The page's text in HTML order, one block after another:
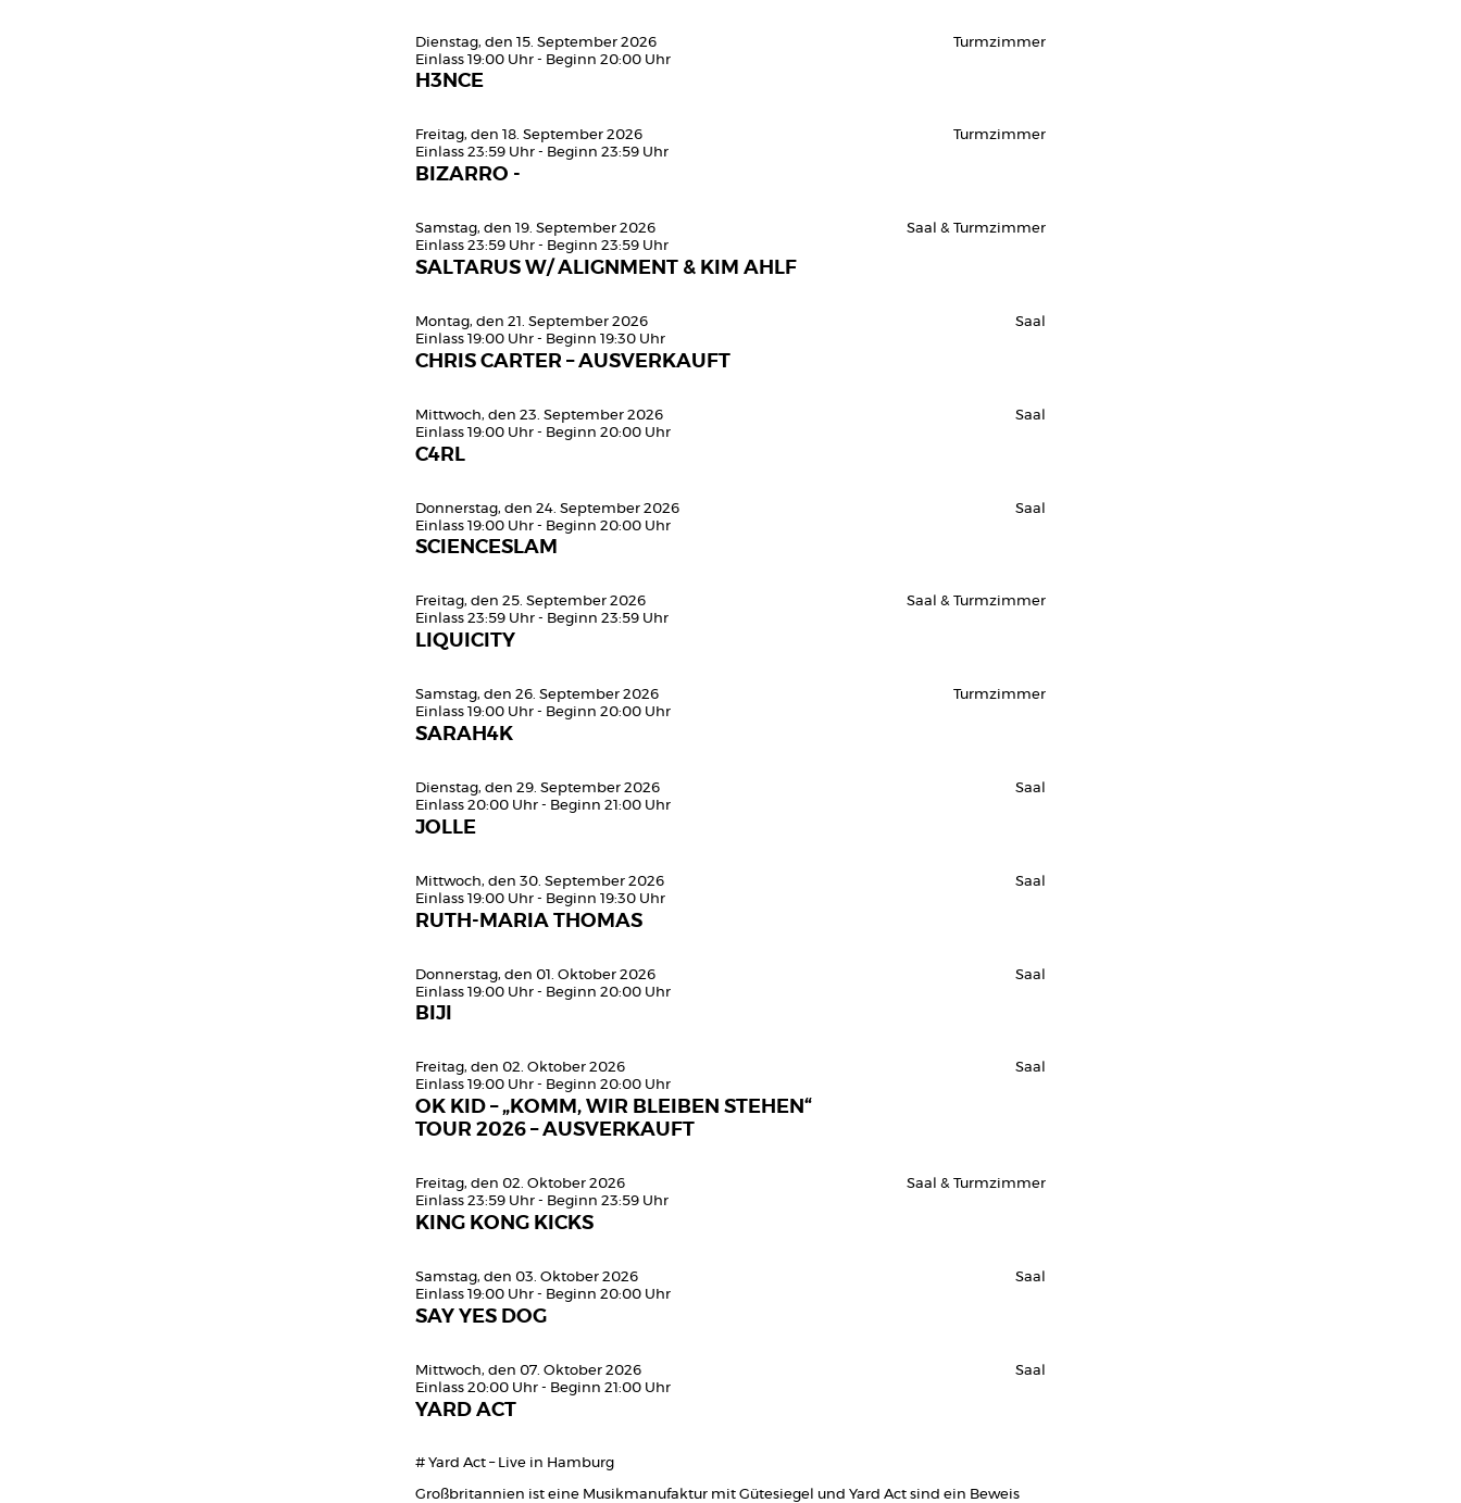
Dienstag, den 15. September 2026
Einlass 19:00 Uhr - Beginn 20:00 Uhr
H3NCE
Turmzimmer
Freitag, den 18. September 2026
Einlass 23:59 Uhr - Beginn 23:59 Uhr
BIZARRO -
Turmzimmer
Samstag, den 19. September 2026
Einlass 23:59 Uhr - Beginn 23:59 Uhr
SALTARUS W/ ALIGNMENT & KIM AHLF
Saal & Turmzimmer
Montag, den 21. September 2026
Einlass 19:00 Uhr - Beginn 19:30 Uhr
CHRIS CARTER – AUSVERKAUFT
Saal
Mittwoch, den 23. September 2026
Einlass 19:00 Uhr - Beginn 20:00 Uhr
C4RL
Saal
Donnerstag, den 24. September 2026
Einlass 19:00 Uhr - Beginn 20:00 Uhr
SCIENCESLAM
Saal
Freitag, den 25. September 2026
Einlass 23:59 Uhr - Beginn 23:59 Uhr
LIQUICITY
Saal & Turmzimmer
Samstag, den 26. September 2026
Einlass 19:00 Uhr - Beginn 20:00 Uhr
SARAH4K
Turmzimmer
Dienstag, den 29. September 2026
Einlass 20:00 Uhr - Beginn 21:00 Uhr
JOLLE
Saal
Mittwoch, den 30. September 2026
Einlass 19:00 Uhr - Beginn 19:30 Uhr
RUTH-MARIA THOMAS
Saal
Donnerstag, den 01. Oktober 2026
Einlass 19:00 Uhr - Beginn 20:00 Uhr
BIJI
Saal
Freitag, den 02. Oktober 2026
Einlass 19:00 Uhr - Beginn 20:00 Uhr
OK KID – „KOMM, WIR BLEIBEN STEHEN“
TOUR 2026 – AUSVERKAUFT
Saal
Freitag, den 02. Oktober 2026
Einlass 23:59 Uhr - Beginn 23:59 Uhr
KING KONG KICKS
Saal & Turmzimmer
Samstag, den 03. Oktober 2026
Einlass 19:00 Uhr - Beginn 20:00 Uhr
SAY YES DOG
Saal
Mittwoch, den 07. Oktober 2026
Einlass 20:00 Uhr - Beginn 21:00 Uhr
YARD ACT
Saal
# Yard Act – Live in Hamburg
Großbritannien ist eine Musikmanufaktur mit Gütesiegel und Yard Act sind ein Beweis